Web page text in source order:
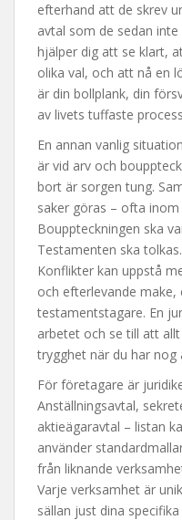
efterhand att de skrev
avtal som de sedan
hjälper dig att se klart,
olika val, och att nå en
är din bollplank, din
av livets tuffaste
En annan vanlig
är vid arv och
bort är sorgen tung.
saker göras – ofta
Bouppteckningen ska
Testamenten ska
Konflikter kan uppstå
och efterlevande make,
testamentstagare. En
arbetet och se till att
trygghet när du har nog
För företagare är
Anställningsavtal,
aktieägaravtal – listan
använder
från liknande
Varje verksamhet är
sällan just dina